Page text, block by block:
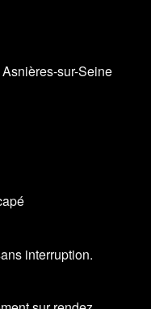
sur-Seine
interruption.